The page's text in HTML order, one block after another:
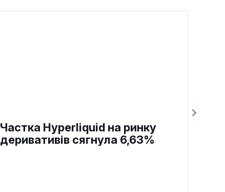
Частка Hyperliquid на ринку
деривативів сягнула 6,63%